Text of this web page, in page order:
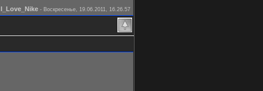
I_Love_Nike - Воскресенье, 19.06.2011, 16.26.57